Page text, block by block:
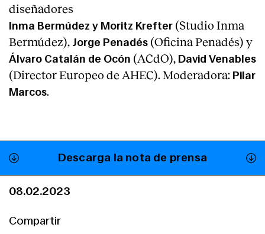
diseñadores
Inma Bermúdez y Moritz Krefter (Studio Inma
Bermúdez), Jorge Penadés (Oficina Penadés) y
Álvaro Catalán de Ocón (ACdO), David Venables
(Director Europeo de AHEC). Moderadora: Pilar
Marcos.
Descarga la nota de prensa
08.02.2023
Compartir